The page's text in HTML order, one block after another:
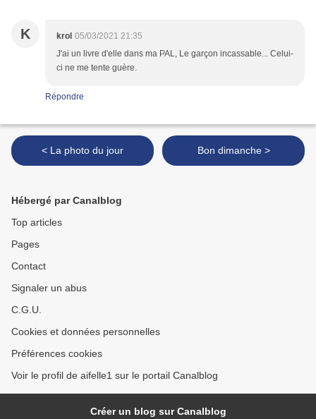
K krol 05/03/2021 21:35
J'ai un livre d'elle dans ma PAL, Le garçon incassable... Celui-
ci ne me tente guère.
Répondre
< La photo du jour Bon dimanche >
Hébergé par Canalblog
Top articles
Pages
Contact
Signaler un abus
C.G.U.
Cookies et données personnelles
Préférences cookies
Voir le profil de aifelle1 sur le portail Canalblog
Créer un blog sur Canalblog